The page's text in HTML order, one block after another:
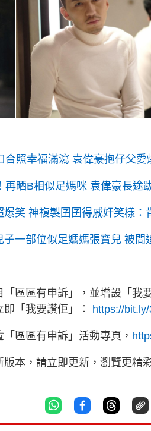
照幸福滿瀉 袁偉豪抱仔父愛
晒B相似足媽咪 袁偉豪長途
笑 神複製囝囝得戚奸笑樣：
一部位似足媽媽張寶兒 被問
「區區有申訴」，並增設「我
「我要讚佢」︰ https://
區區有申訴」活動專頁，
本，請立即更新，瀏覽更精